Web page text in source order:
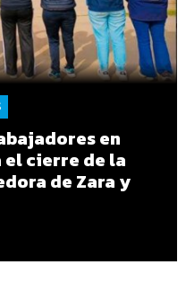
en
cierre de la
de Zara y